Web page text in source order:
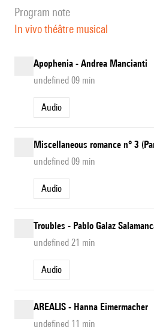
program note
In vivo théâtre musical
Apophenia - Andrea Mancianti
undefined 09 min
Audio
Miscellaneous romance n° 3
undefined 09 min
Audio
Troubles - Pablo Galaz
undefined 21 min
Audio
AREALIS - Hanna Eimermacher
undefined 11 min